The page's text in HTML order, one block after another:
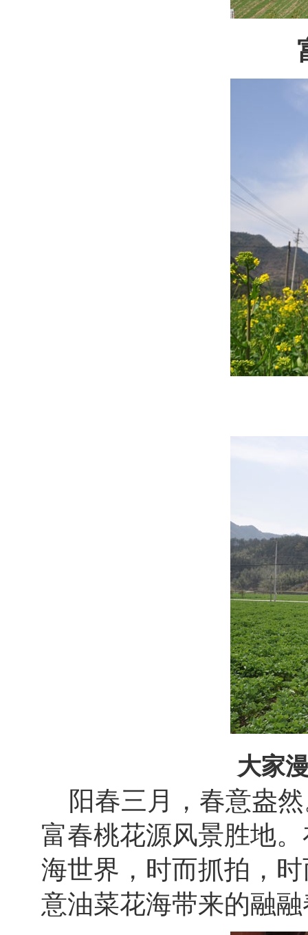
大家
阳春三月，春意盎
富春桃花源风景胜地
海世界，时而抓拍，
意油菜花海带来的融